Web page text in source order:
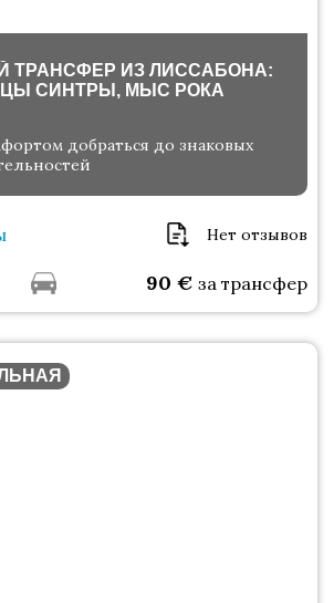
ТРАНСФЕР ИЗ ЛИССАБОНА:
СИНТРЫ, МЫС РОКА
добраться до знаковых
Нет отзывов
90 € за трансфер